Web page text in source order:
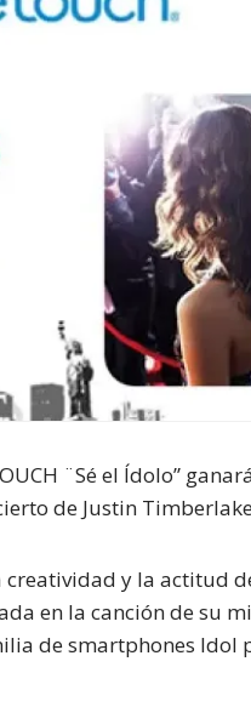
¨Sé el Ídolo”
de Justin
y la actitud
en la canción de su
de smartphones Idol